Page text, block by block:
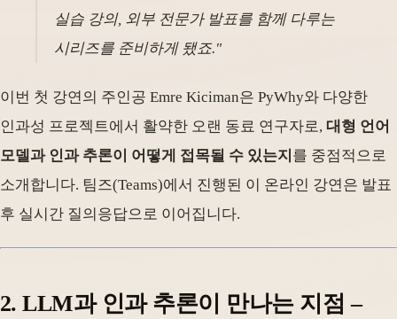
실습 강의, 외부 전문가 발표를 함께 다루는
시리즈를 준비하게 됐죠."
이번 첫 강연의 주인공 Emre Kiciman은 PyWhy와 다양한
인과성 프로젝트에서 활약한 오랜 동료 연구자로, 대형 언어
모델과 인과 추론이 어떻게 접목될 수 있는지 를 중점적으로
소개합니다. 팀즈(Teams)에서 진행된 이 온라인 강연은 발표
후 실시간 질의응답으로 이어집니다.
2. LLM과 인과 추론이 만나는 지점 –